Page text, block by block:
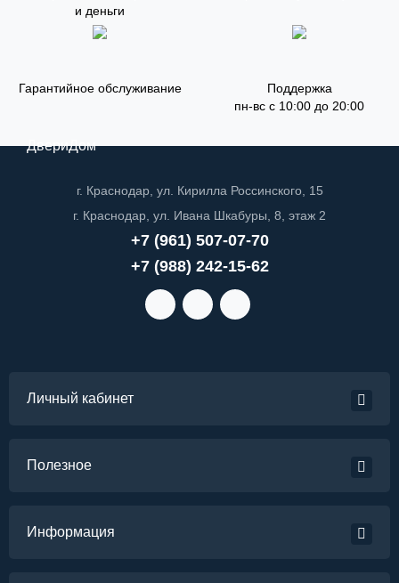
и деньги
Гарантийное обслуживание
Поддержка
пн-вс с 10:00 до 20:00
ДвериДом
г. Краснодар, ул. Кирилла Россинского, 15
г. Краснодар, ул. Ивана Шкабуры, 8, этаж 2
+7 (961) 507-07-70
+7 (988) 242-15-62
Личный кабинет
Полезное
Информация